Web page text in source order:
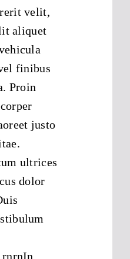
velit,
aliquet
finibus
Proin
justo
ultrices
dolor